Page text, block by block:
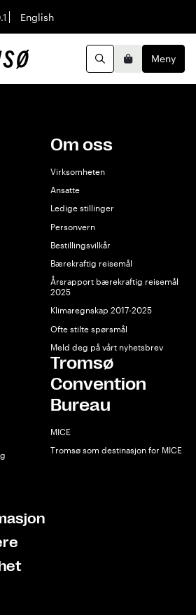
English
Norsk
Søk Meny
Om oss
Virksomheten
Ansatte
Ledige stillinger
Personvern
Bestillingsvilkår
Bærekraftig reisemål
Årsrapport bærekraftig reisemål
2025
Klimaregnskap 2017-2025
Ofte stilte spørsmål
Meld deg på vårt nyhetsbrev
Tromsø
Convention
Bureau
MICE
Tromsø som destinasjon for MICE